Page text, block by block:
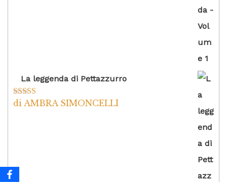
La leggenda di Pettazzurro
Valutato5su
di AMBRA SIMONCELLI